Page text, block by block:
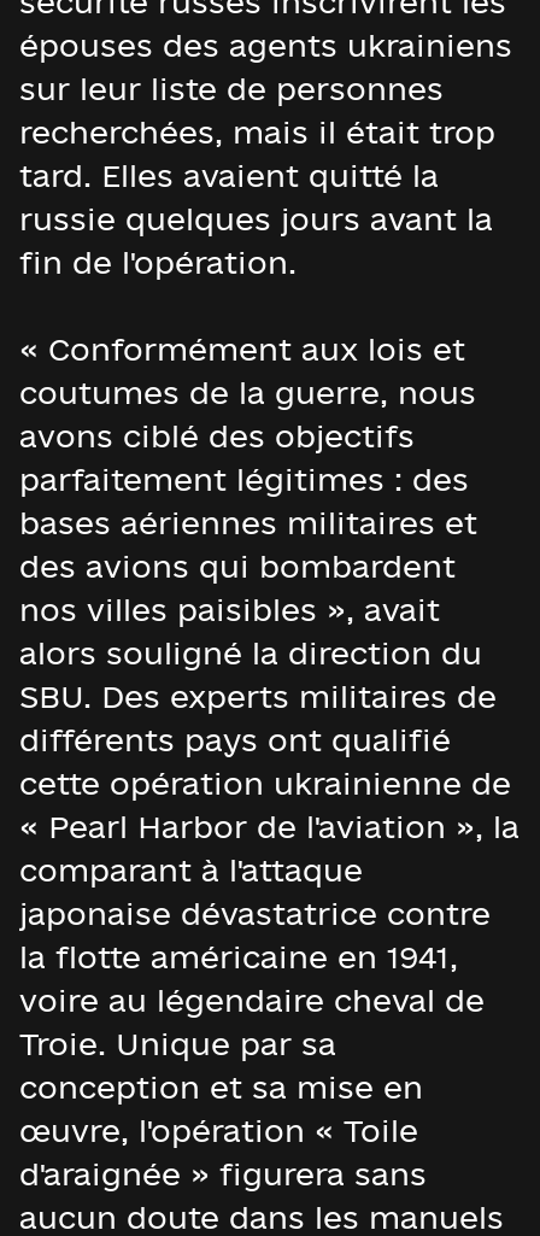
épouses des agents ukrainiens
sur leur liste de personnes
recherchées, mais il était trop
tard. Elles avaient quitté la
russie quelques jours avant la
fin de l'opération.
« Conformément aux lois et
coutumes de la guerre, nous
avons ciblé des objectifs
parfaitement légitimes : des
bases aériennes militaires et
des avions qui bombardent
nos villes paisibles », avait
alors souligné la direction du
SBU. Des experts militaires de
différents pays ont qualifié
cette opération ukrainienne de
« Pearl Harbor de l'aviation », la
comparant à l'attaque
japonaise dévastatrice contre
la flotte américaine en 1941,
voire au légendaire cheval de
Troie. Unique par sa
conception et sa mise en
œuvre, l'opération « Toile
d'araignée » figurera sans
aucun doute dans les manuels